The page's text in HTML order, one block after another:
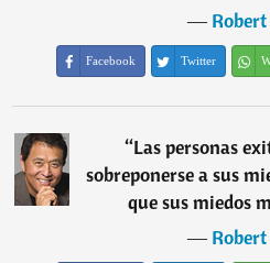
―
Facebook Twitter
“Las personas
sobreponerse a sus
que sus miedos
―